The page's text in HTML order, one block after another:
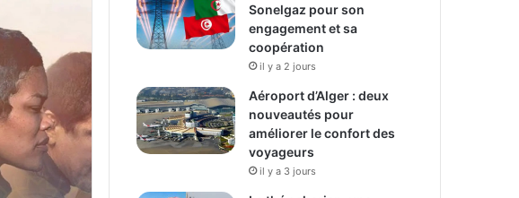
Sonelgaz pour son
engagement et sa
coopération
il y a 2 jours
Aéroport d’Alger : deux
nouveautés pour
améliorer le confort des
voyageurs
il y a 3 jours